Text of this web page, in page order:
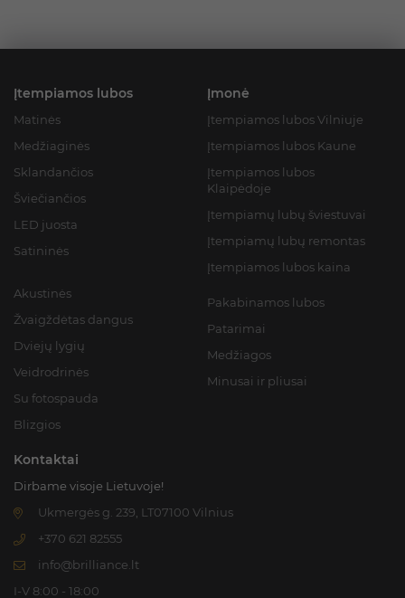
Įtempiamos lubos
Matinės
Medžiaginės
Sklandančios
Šviečiančios
LED juosta
Satininės
Akustinės
Žvaigždėtas dangus
Dviejų lygių
Veidrodrinės
Su fotospauda
Blizgios
Įmonė
Įtempiamos lubos Vilniuje
Įtempiamos lubos Kaune
Įtempiamos lubos
Klaipėdoje
Įtempiamų lubų šviestuvai
Įtempiamų lubų remontas
Įtempiamos lubos kaina
Pakabinamos lubos
Patarimai
Medžiagos
Minusai ir pliusai
Kontaktai
Dirbame visoje Lietuvoje!
Ukmergės g. 239, LT07100 Vilnius
+370 621 82555
info@brilliance.lt
I-V 8:00 - 18:00